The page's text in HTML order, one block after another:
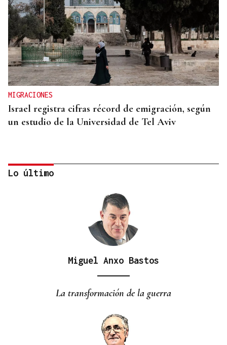
MIGRACIONES
Israel registra cifras récord de emigración, según
un estudio de la Universidad de Tel Aviv
Barcelona, su primer buque propulsado por GNL
Lo último
Miguel Anxo Bastos
La transformación de la guerra